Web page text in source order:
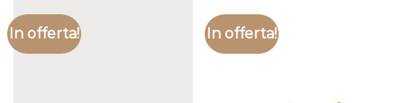
In offerta! In offerta!